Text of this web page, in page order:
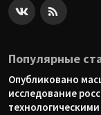
Популярные
Опубликовано
исследование